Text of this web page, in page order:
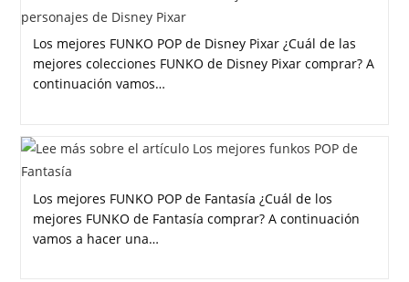
Los mejores FUNKO POP de Disney Pixar ¿Cuál de las
mejores colecciones FUNKO de Disney Pixar comprar? A
continuación vamos…
Los mejores FUNKO POP de Fantasía ¿Cuál de los
mejores FUNKO de Fantasía comprar? A continuación
vamos a hacer una…